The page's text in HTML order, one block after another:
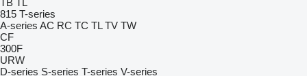
TB TL
815 T-series
A-series AC RC TC TL TV TW
CF
300F
URW
D-series S-series T-series V-series